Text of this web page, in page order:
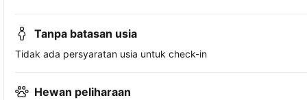
Tanpa batasan usia
Tidak ada persyaratan usia untuk check-in
Hewan peliharaan